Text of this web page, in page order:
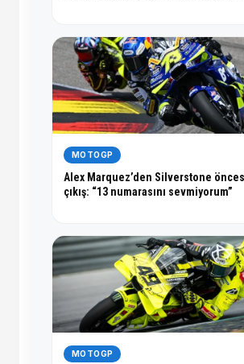
MOTOGP
Alex Marquez’den Silverstone
çıkış: “13 numarasını sevmiyorum”
MOTOGP